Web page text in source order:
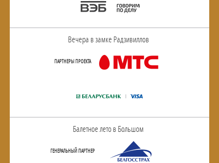
Вечера в замке Радзивиллов
ПАРТНЕРЫ ПРОЕКТА
Балетное лето в Большом
ГЕНЕРАЛЬНЫЙ ПАРТНЕР